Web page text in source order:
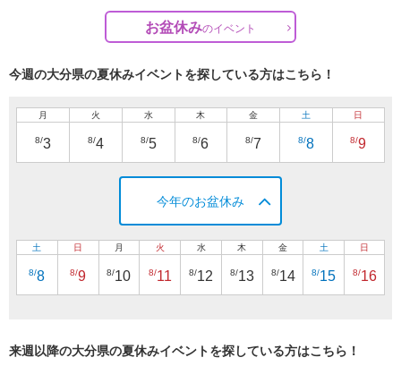
お盆休みのイベント
今週の大分県の夏休みイベントを探している方はこちら！
月
8/3
火
8/4
水
8/5
木
8/6
金
8/7
土
8/8
日
8/9
今年のお盆休み
土
8/8
日
8/9
月
8/10
火
8/11
水
8/12
木
8/13
金
8/14
土
8/15
日
8/16
来週以降の大分県の夏休みイベントを探している方はこちら！